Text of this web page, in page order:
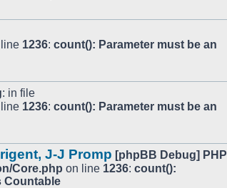
1236: count(): Parameter must be an
: in file
1236: count(): Parameter must be an
J-J Promp [phpBB Debug] PHP
Core.php on line 1236: count():
Countable